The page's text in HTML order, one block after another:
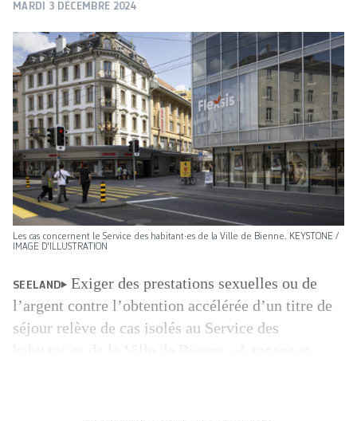
MARDI 3 DÉCEMBRE 2024
Les cas concernent le Service des habitant·es de la Ville de Bienne. KEYSTONE /
IMAGE D'ILLUSTRATION
SEELAND
Exiger des prestations sexuelles ou de
l’argent contre l’obtention accélérée d’un titre de
séjour relève de cas isolés au Service des